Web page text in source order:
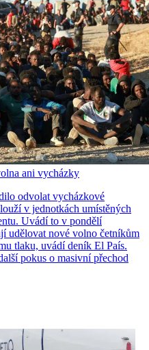
ani vycházky
odvolat vycházkové
v jednotkách umístěných
Uvádí to v pondělí
udělovat nové volno četníkům
tlaku, uvádí deník El País.
pokus o masivní přechod